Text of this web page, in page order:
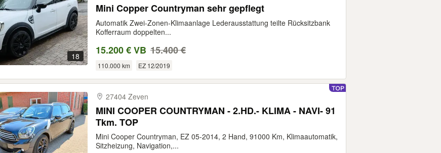
18
Mini Copper Countryman sehr gepflegt
Automatik Zwei-Zonen-Klimaanlage Lederausstattung teilte Rücksitzbank
Kofferraum doppelten...
15.200 € VB 15.400 €
110.000 km EZ 12/2019
27404 Zeven
MINI COOPER COUNTRYMAN - 2.HD.- KLIMA - NAVI- 91
Tkm. TOP
Mini Cooper Countryman, EZ 05-2014, 2 Hand, 91000 Km, Klimaautomatik,
Sitzheizung, Navigation,...